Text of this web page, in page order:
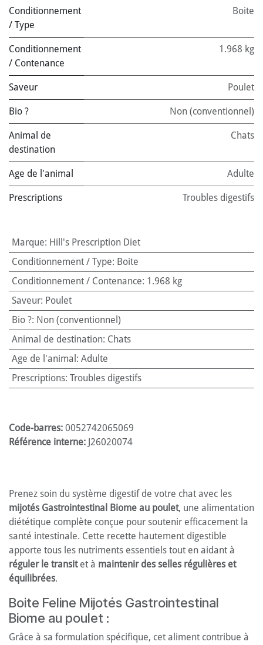
Conditionnement
/ Type
Boite
Conditionnement
/ Contenance
1.968 kg
Saveur Poulet
Bio ? Non (conventionnel)
Animal de
destination
Chats
Age de l'animal Adulte
Prescriptions Troubles digestifs
Marque: Hill's Prescription Diet
Conditionnement / Type: Boite
Conditionnement / Contenance: 1.968 kg
Saveur: Poulet
Bio ?: Non (conventionnel)
Animal de destination: Chats
Age de l'animal : Adulte
Prescriptions: Troubles digestifs
Code-barres: 0052742065069
Référence interne: J26020074
Prenez soin du système digestif de votre chat avec les
mijotés Gastrointestinal Biome au poulet, une alimentation
diététique complète conçue pour soutenir efficacement la
santé intestinale. Cette recette hautement digestible
apporte tous les nutriments essentiels tout en aidant à
réguler le transitet à maintenir des selles régulières et
équilibrées.
Boite Feline Mijotés Gastrointestinal
Biome au poulet :
Grâce à sa formulation spécifique, cet aliment contribue à